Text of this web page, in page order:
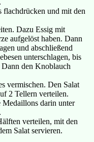
flachdrücken und mit den
Dazu Essig mit
aufgelöst haben. Dann
und abschließend
unterschlagen, bis
den Knoblauch
vermischen. Den Salat
2 Tellern verteilen.
Medaillons darin unter
verteilen, mit den
Salat servieren.